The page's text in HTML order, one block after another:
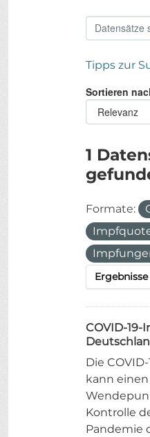
Tipps zur
Sortieren
1
Formate:
COVID-
Die
kann einen
Kontrolle
Pandemie